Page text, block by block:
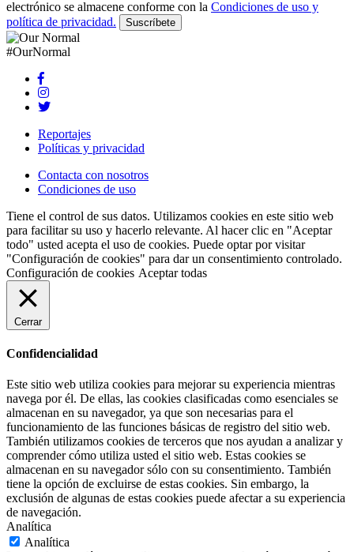
electrónico se almacene conforme con la Condiciones de uso y
política de privacidad.
Suscríbete
#OurNormal
Reportajes
Políticas y privacidad
Contacta con nosotros
Condiciones de uso
Tiene el control de sus datos. Utilizamos cookies en este sitio web
para facilitar su uso y hacerlo relevante. Al hacer clic en "Aceptar
todo" usted acepta el uso de cookies. Puede optar por visitar
"Configuración de cookies" para dar un consentimiento controlado.
Configuración de cookies Aceptar todas
Cerrar
Confidencialidad
Este sitio web utiliza cookies para mejorar su experiencia mientras
navega por él. De ellas, las cookies clasificadas como esenciales se
almacenan en su navegador, ya que son necesarias para el
funcionamiento de las funciones básicas de registro del sitio web.
También utilizamos cookies de terceros que nos ayudan a analizar y
comprender cómo utiliza usted el sitio web. Estas cookies se
almacenan en su navegador sólo con su consentimiento. También
tiene la opción de excluirse de estas cookies. Sin embargo, la
exclusión de algunas de estas cookies puede afectar a su experiencia
de navegación.
Analítica
Analítica